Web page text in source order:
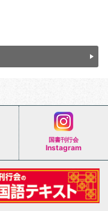
国書刊行会
Instagram